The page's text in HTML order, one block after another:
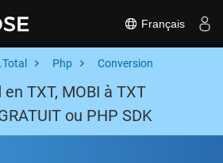
Français
Php Conversion
TXT, MOBI à TXT
ou PHP SDK